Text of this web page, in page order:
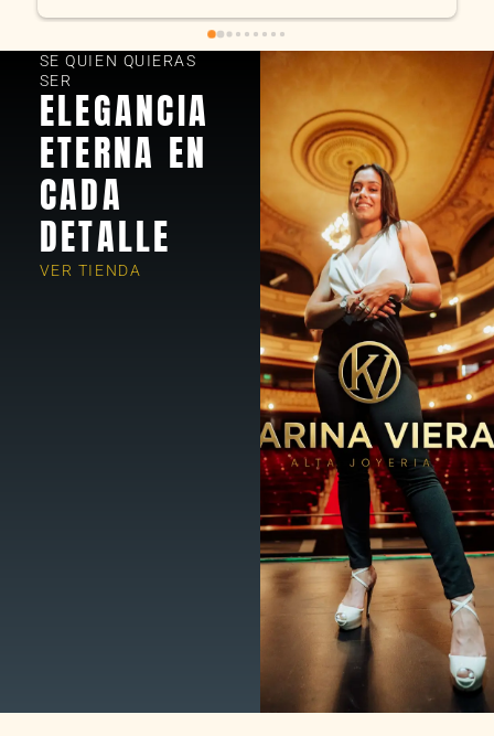
SE QUIEN QUIERAS
SER
ELEGANCIA
ETERNA EN
CADA
DETALLE
VER TIENDA